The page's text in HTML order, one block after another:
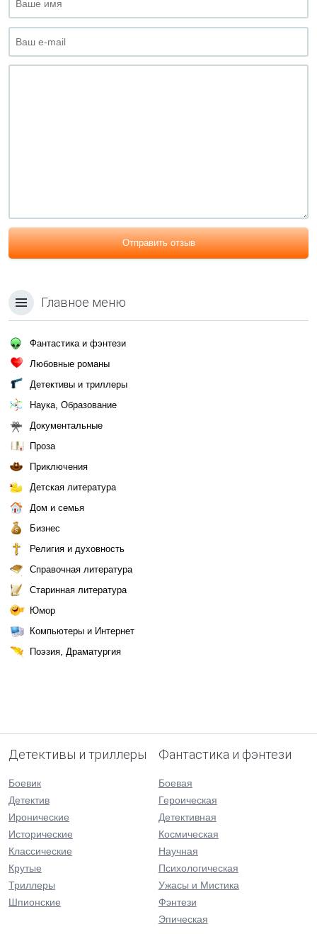
Отправить отзыв
Главное меню
Фантастика и фэнтези
Любовные романы
Детективы и триллеры
Наука, Образование
Документальные
Проза
Приключения
Детская литература
Дом и семья
Бизнес
Религия и духовность
Справочная литература
Старинная литература
Юмор
Компьютеры и Интернет
Поэзия, Драматургия
Детективы и триллеры
Боевик
Детектив
Иронические
Исторические
Классические
Крутые
Триллеры
Шпионские
Фантастика и фэнтези
Боевая
Героическая
Детективная
Космическая
Научная
Психологическая
Ужасы и Мистика
Фэнтези
Эпическая